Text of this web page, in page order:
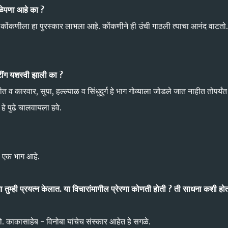
आहे का ?
हा पुरस्कार लाभला आहे. कोंकणीने ही उंची गाठली त्याचा आनंद
यशस्वी झाली का ?
व कारवार, सुपा, हल्ल्याळ व सिंधुदुर्ग हे भाग गोव्याला जोडले जात नाहीत तोपर्यंत
पुढे चालवायला हवे.
एक भाग आहे.
प्रयत्न केलात. या विचारांमागील प्रेरणा कोणती होती ? ती साधना कशी
काकासाहेब - विनोबा यांचेच संस्कार आहेत हे सगळे.